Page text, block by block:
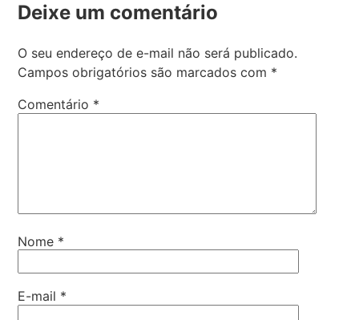
Deixe um comentário
O seu endereço de e-mail não será publicado.
Campos obrigatórios são marcados com *
Comentário *
Nome *
E-mail *